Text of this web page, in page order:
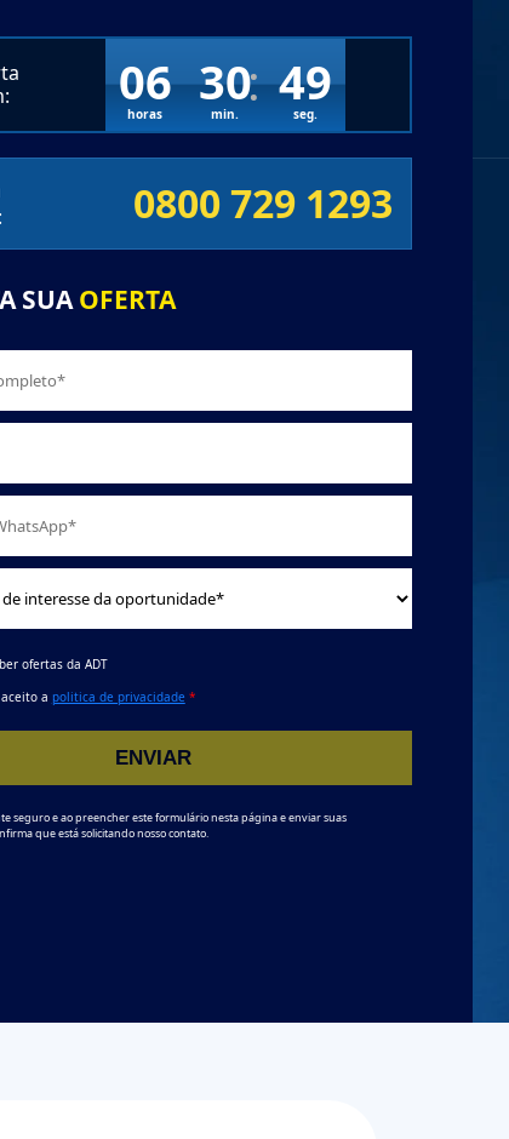
06
horas
30
min.
48
seg.
0800 729 1293
SUAOFERTA
ofertas da ADT
a politica de privacidade *
ENVIAR
seguro e ao preencher este formulário nesta página e enviar suas
que está solicitando nosso contato.